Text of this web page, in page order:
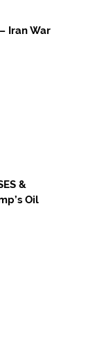
Iran War
&
Oil